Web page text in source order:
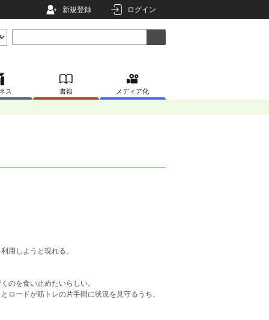
新規登録 ログイン
ス 書籍 メディア化
用しようと現れる。
のを食い止めたいらしい。
ロードが筋トレの片手間に状況を見守るうち、